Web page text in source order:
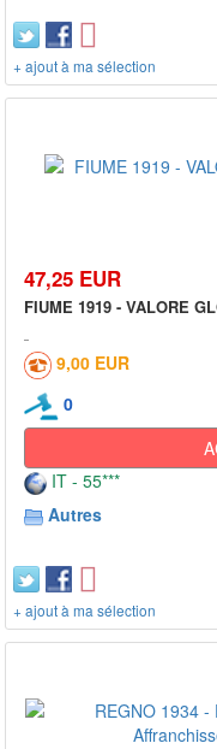
+ ajout à ma sélection
47,25 EUR
FIUME 1919 - VALORE
9,00 EUR
0
IT - 55***
Autres
+ ajout à ma sélection